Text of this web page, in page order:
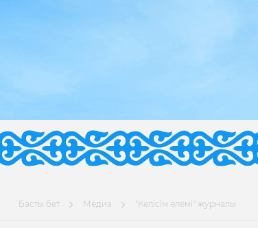
Басты бет Медиа "Келісім әлемі" журналы